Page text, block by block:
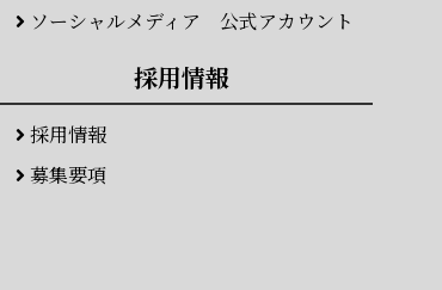
ソーシャルメディア 公式アカウント
採用情報
採用情報
募集要項